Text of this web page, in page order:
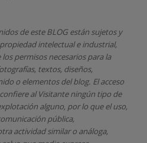
de este BLOG están sujetos y
intelectual e industrial,
los permisos necesarios para la
textos, diseños,
o elementos del blog. El acceso
al Visitante ningún tipo de
alguno, por lo que el uso,
pública,
actividad similar o análoga,